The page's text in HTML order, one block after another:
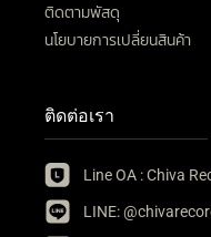
ติดตามพัสดุ
นโยบายการเปลี่ยนสินค้า
ติดต่อเรา
Line OA : Chiva
LINE: